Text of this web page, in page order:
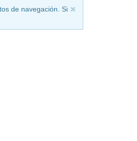
de navegación. Si